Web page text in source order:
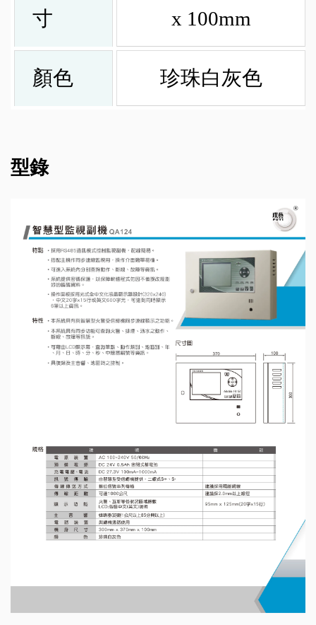
寸
x 100mm
顏色 珍珠白灰色
型錄